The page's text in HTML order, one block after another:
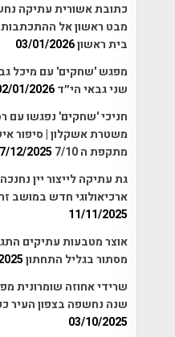
כתובת אשורית עתיקה
מבט ראשון אל
בית ראשון03/01/2026
מפגש 'שחקים' עם מיכל
שני גבאי הי״ד01/2026
חניכי 'שחקים' נפגשו עם
משטרת אשקלון | סיפור
מתקפת ה 7/10
12/2025
גת עתיקה לייצור יין
ארכיאולוגי חדש במושב
11/11/2025
אוצר מטבעות עתיקים
מסתור בגליל התחתון
שנה נחשפה בצפון העיר
03/10/2025